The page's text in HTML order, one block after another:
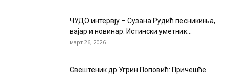
ЧУДО интервју – Сузана Рудић песникиња,
вајар и новинар: Истински уметник...
март 26, 2026
Свештеник др Угрин Поповић: Причешће